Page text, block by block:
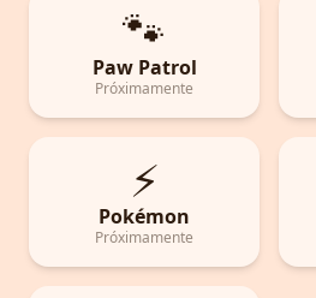
🐾
Paw Patrol
Próximamente
⚡
Pokémon
Próximamente